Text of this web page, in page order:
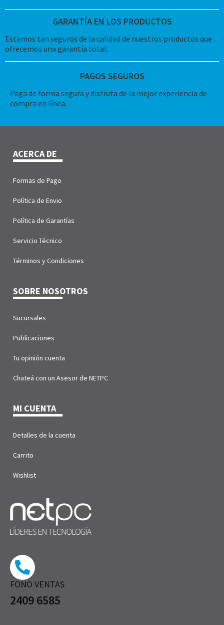
GARANTÍA EN LOS PRODUCTOS
Estamos tan seguros de la calidad de nuestros productos que
ofrecemos una garantía total.
PAGOS SEGUROS
Paga de forma segura y disfruta de la mejor experiencia de
compra en línea.
FONO VENTAS
2409 6585
ACERCA DE
Formas de Pago
Política de Envio
Política de Garantías
Servicio Técnico
Términos y Condiciones
SOBRE NOSOTROS
Sucursales
Publicaciones
Tu opinión cuenta
Chateá con un Asesor de NETPC
MI CUENTA
Detalles de la cuenta
Carrito
Wishlist